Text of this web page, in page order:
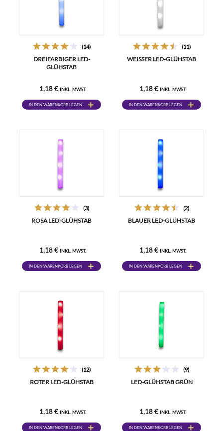
(14)
DREIFARBIGER LED-
GLÜHSTAB
1,18 € INKL. MWST.
IN DEN WARENKORB LEGEN
(11)
WEISSER LED-GLÜHSTAB
1,18 € INKL. MWST.
IN DEN WARENKORB LEGEN
(3)
ROSA LED-GLÜHSTAB
1,18 € INKL. MWST.
IN DEN WARENKORB LEGEN
(2)
BLAUER LED-GLÜHSTAB
1,18 € INKL. MWST.
IN DEN WARENKORB LEGEN
(12)
ROTER LED-GLÜHSTAB
1,18 € INKL. MWST.
IN DEN WARENKORB LEGEN
(9)
LED-GLÜHSTAB GRÜN
1,18 € INKL. MWST.
IN DEN WARENKORB LEGEN